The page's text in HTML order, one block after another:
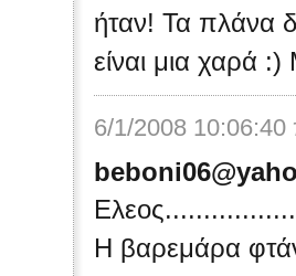
ήταν! Τα πλάνα
είναι μια χαρά
6/1/2008 10:06:40
Η βαρεμάρα